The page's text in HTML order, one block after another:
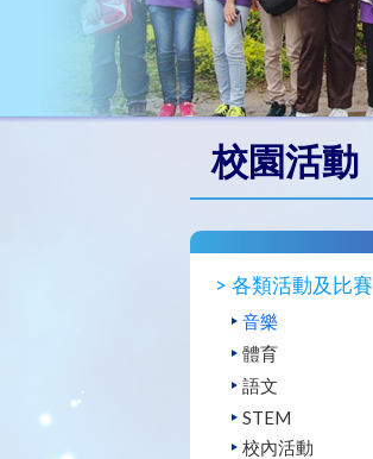
校園活動
各類活動及比賽
音樂
體育
語文
STEM
校內活動